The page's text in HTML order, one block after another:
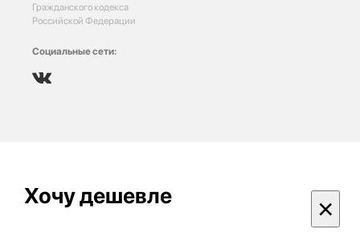
Гражданского кодекса
Российской Федерации
Социальные сети:
Хочу дешевле ×